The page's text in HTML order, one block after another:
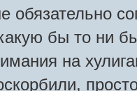
обязательно
бы то ни
на